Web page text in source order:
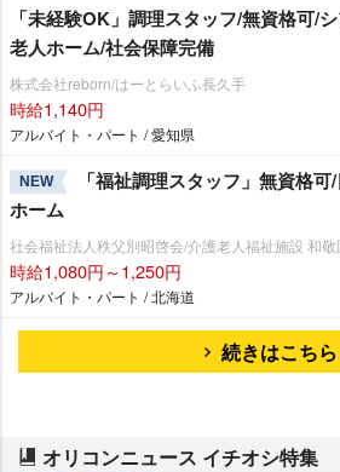
「未経験OK」調理スタッフ/無資格可/
老人ホーム/社会保障完備
株式会社reborn/はーとらいふ長久手
時給1,140円
アルバイト・パート / 愛知県
NEW
「福祉調理スタッフ」無資格
ホーム
社会福祉法人秩父別昭啓会/介護老人福祉施設 和敬
時給1,080円～1,250円
アルバイト・パート / 北海道
続きはこちら
オリコンニュース イチオシ特集